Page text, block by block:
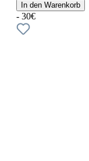
In den Warenkorb
- 30€